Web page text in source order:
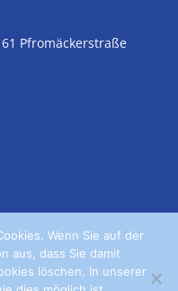
Pfromäckerstraße
Wenn Sie auf der
aus, dass Sie damit
löschen. In unserer